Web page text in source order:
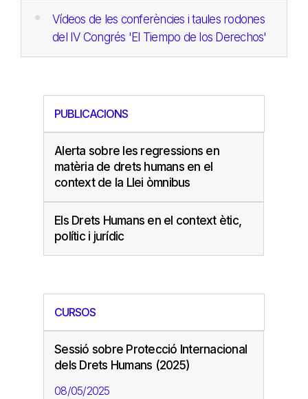
Vídeos de les conferències i taules rodones
del IV Congrés 'El Tiempo de los Derechos'
PUBLICACIONS
Alerta sobre les regressions en
matèria de drets humans en el
context de la Llei òmnibus
Els Drets Humans en el context ètic,
polític i jurídic
CURSOS
Sessió sobre Protecció Internacional
dels Drets Humans (2025)
08/05/2025